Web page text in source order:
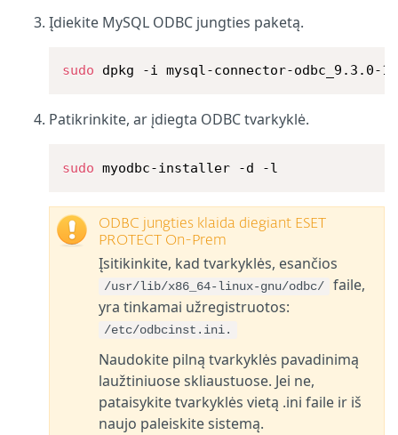
Įdiekite MySQL ODBC jungties paketą.
sudo dpkg -i mysql-connector-odbc_9.3.0-
Patikrinkite, ar įdiegta ODBC tvarkyklė.
sudo myodbc-installer -d -l
ODBC jungties klaida diegiant ESET
PROTECT On-Prem
Įsitikinkite, kad tvarkyklės, esančios
/usr/lib/x86_64-linux-gnu/odbc/
faile,
yra tinkamai užregistruotos:
/etc/odbcinst.ini.
Naudokite pilną tvarkyklės pavadinimą
laužtiniuose skliaustuose. Jei ne,
pataisykite tvarkyklės vietą .ini faile ir iš
naujo paleiskite sistemą.